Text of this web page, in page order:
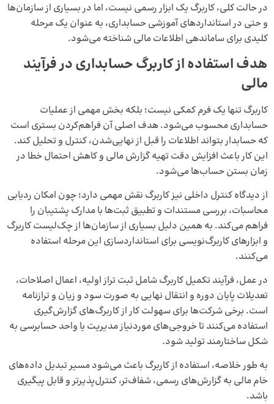
در حالت کلی، کاربرگ یک ابزار رسمی نیست، اما در بسیاری از سازمان‌ها
و حتی در استانداردهای آموزشی حسابداری، به عنوان یک مرحله
کلیدی برای ساماندهی اطلاعات مالی شناخته می‌شود.
هدف استفاده از کاربرگ حسابداری در فرآیند
مالی
کاربرگ تنها یک فرم کمکی نیست؛ بلکه بخش مهمی از عملیات
حسابداری محسوب می‌شود. هدف اصلی آن فراهم‌کردن بستری است
که حسابدار بتواند اطلاعات را قبل از نهایی‌شدن، کنترل و تحلیل کند.
این کار باعث افزایش دقت تهیه گزارش مالی و کاهش احتمال خطا در
زمان بستن حساب‌ها می‌شود.
از دیدگاه کنترل داخلی نیز کاربرگ نقش مهمی دارد؛ چون امکان ردیابی
محاسبات، بررسی مستندات و تطبیق ثبت‌ها با مدارک پشتیبان را
فراهم می‌کند. به همین دلیل بسیاری از سازمان‌ها از چک‌لیست کاربرگ
و ابزارهای کاربرگ‌نویسی برای استانداردسازی این مرحله استفاده
می‌کنند.
در عمل، فرآیند تکمیل کاربرگ شامل ثبت تراز اولیه، اعمال اصلاحات،
تعدیلات پایان دوره و انتقال نهایی به صورت سود و زیان و ترازنامه
است. برخی شرکت‌ها برای سهولت کار از کاربرگ‌های گزارش‌گیری
استفاده می‌کنند تا خروجی‌های موردنیاز مدیریت یا واحد حسابرسی به
شکل ساختارمند تولید شود.
به طور خلاصه، استفاده از کاربرگ باعث می‌شود مسیر تبدیل داده‌های
خام مالی به گزارش‌های رسمی، شفاف‌تر، کنترل‌پذیرتر و قابل پیگیری
باشد.